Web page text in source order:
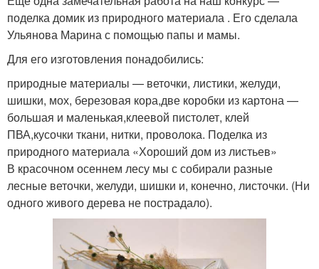
поделка домик из природного материала . Его сделала
Ульянова Марина с помощью папы и мамы.
Для его изготовления понадобились:
природные материалы — веточки, листики, желуди,
шишки, мох, березовая кора,две коробки из картона —
большая и маленькая,клеевой пистолет, клей
ПВА,кусочки ткани, нитки, проволока. Поделка из
природного материала «Хороший дом из листьев»
В красочном осеннем лесу мы с собирали разные
лесные веточки, желуди, шишки и, конечно, листочки. (Ни
одного живого дерева не пострадало).